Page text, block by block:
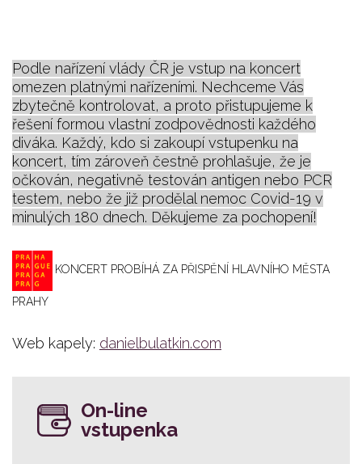
Podle nařízení vlády ČR je vstup na koncert
omezen platnými nařízeními. Nechceme Vás
zbytečně kontrolovat, a proto přistupujeme k
řešení formou vlastní zodpovědnosti každého
diváka. Každý, kdo si zakoupí vstupenku na
koncert, tím zároveň čestně prohlašuje, že je
očkován, negativně testován antigen nebo PCR
testem, nebo že již prodělal nemoc Covid-19 v
minulých 180 dnech. Děkujeme za pochopení!
KONCERT PROBÍHÁ ZA PŘISPĚNÍ HLAVNÍHO MĚSTA
PRAHY
Web kapely: danielbulatkin.com
On-line
vstupenka